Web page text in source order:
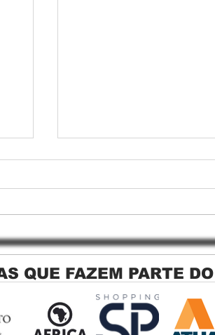
Persiana Rolo Tela
Segredo para uma
Perfeita no Link
QUE FAZEM PARTE